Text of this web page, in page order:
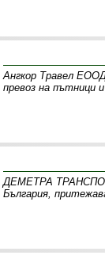
Ангкор Травел
превоз на пътници
ДЕМЕТРА
България,